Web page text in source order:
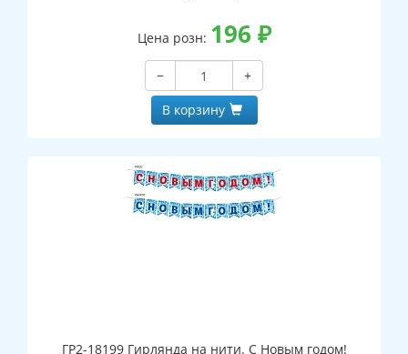
Цена розн: 196 ₽
−
+
В корзину
ГР2-18199 Гирлянда на нити. С Новым годом!